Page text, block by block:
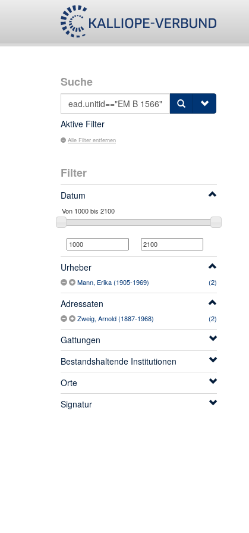
Suche
Aktive Filter
Alle Filter entfernen
Filter
Datum
Urheber
Mann, Erika (1905-1969) (2)
Adressaten
Zweig, Arnold (1887-1968) (2)
Gattungen
Bestandshaltende Institutionen
Orte
Signatur